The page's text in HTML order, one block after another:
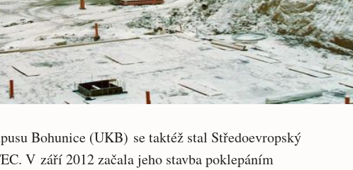
Bohunice (UKB) se taktéž stal Středoevropský
V září 2012 začala jeho stavba poklepáním